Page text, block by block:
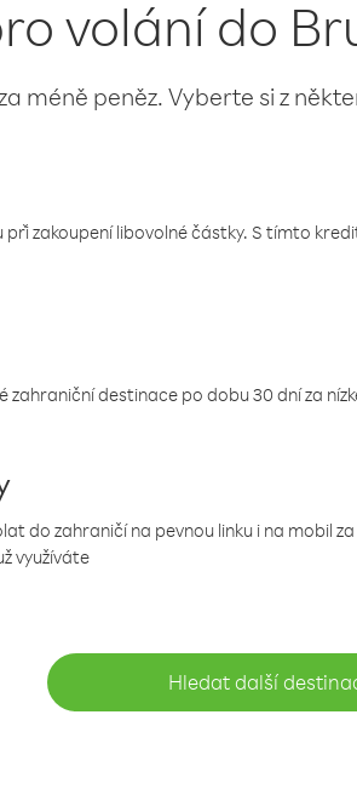
volání do
méně peněz. Vyberte si z
zakoupení libovolné částky. S tímto
destinace po dobu 30 dní za
do zahraničí na pevnou linku i na mobil
využíváte
Hledat další